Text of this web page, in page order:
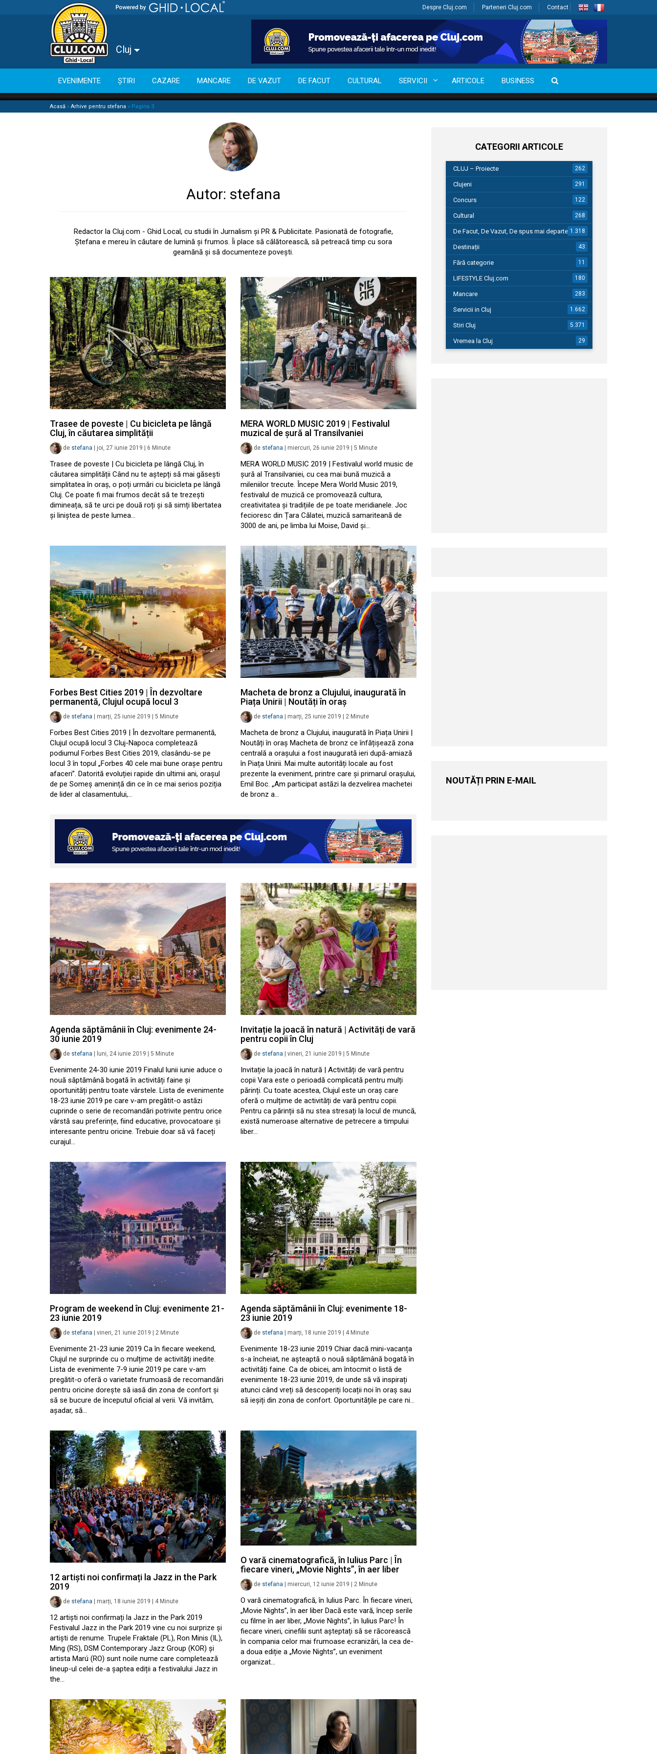
Despre Cluj.com Parteneri Cluj.com Contact
Cluj
EVENIMENTE ȘTIRI CAZARE MANCARE DE VAZUT DE FACUT CULTURAL SERVICII ARTICOLE BUSINESS
Acasă » Arhive pentru stefana » Pagina 3
Autor: stefana
Redactor la Cluj.com - Ghid Local, cu studii în Jurnalism și PR & Publicitate. Pasionată de fotografie,
Ștefana e mereu în căutare de lumină și frumos. Îi place să călătorească, să petreacă timp cu sora
geamănă și să documenteze povești.
Trasee de poveste | Cu bicicleta pe lângă
Cluj, în căutarea simplității
de stefana joi, 27 iunie 2019 6 Minute
Trasee de poveste | Cu bicicleta pe lângă Cluj, în
căutarea simplității Când nu te aștepți să mai găsești
simplitatea în oraș, o poți urmări cu bicicleta pe lângă
Cluj. Ce poate fi mai frumos decât să te trezești
dimineața, să te urci pe două roți și să simți libertatea
și liniștea de peste lumea…
MERA WORLD MUSIC 2019 | Festivalul
muzical de șură al Transilvaniei
de stefana miercuri, 26 iunie 2019 5 Minute
MERA WORLD MUSIC 2019 | Festivalul world music de
șură al Transilvaniei, cu cea mai bună muzică a
mileniilor trecute. Începe Mera World Music 2019,
festivalul de muzică ce promovează cultura,
creativitatea și tradițiile de pe toate meridianele. Joc
fecioresc din Țara Călatei, muzică samariteană de
3000 de ani, pe limba lui Moise, David și…
Forbes Best Cities 2019 | În dezvoltare
permanentă, Clujul ocupă locul 3
de stefana marți, 25 iunie 2019 5 Minute
Forbes Best Cities 2019 | În dezvoltare permanentă,
Clujul ocupă locul 3 Cluj-Napoca completează
podiumul Forbes Best Cities 2019, clasându-se pe
locul 3 în topul „Forbes 40 cele mai bune orașe pentru
afaceri”. Datorită evoluției rapide din ultimii ani, orașul
de pe Someș amenință din ce în ce mai serios poziția
de lider al clasamentului,…
Macheta de bronz a Clujului, inaugurată în
Piața Unirii | Noutăți în oraș
de stefana marți, 25 iunie 2019 2 Minute
Macheta de bronz a Clujului, inaugurată în Piața Unirii |
Noutăți în oraș Macheta de bronz ce înfățișează zona
centrală a orașului a fost inaugurată ieri după-amiază
în Piața Unirii. Mai multe autorități locale au fost
prezente la eveniment, printre care și primarul orașului,
Emil Boc. „Am participat astăzi la dezvelirea machetei
de bronz a…
Agenda săptămânii în Cluj: evenimente 24-
30 iunie 2019
de stefana luni, 24 iunie 2019 5 Minute
Evenimente 24-30 iunie 2019 Finalul lunii iunie aduce o
nouă săptămână bogată în activități faine și
oportunități pentru toate vârstele. Lista de evenimente
18-23 iunie 2019 pe care v-am pregătit-o astăzi
cuprinde o serie de recomandări potrivite pentru orice
vârstă sau preferințe, fiind educative, provocatoare și
interesante pentru oricine. Trebuie doar să vă faceți
curajul…
Invitație la joacă în natură | Activități de vară
pentru copii în Cluj
de stefana vineri, 21 iunie 2019 5 Minute
Invitație la joacă în natură | Activități de vară pentru
copii Vara este o perioadă complicată pentru mulți
părinți. Cu toate acestea, Clujul este un oraș care
oferă o mulțime de activități de vară pentru copii.
Pentru ca părinții să nu stea stresați la locul de muncă,
există numeroase alternative de petrecere a timpului
liber…
Program de weekend în Cluj: evenimente 21-
23 iunie 2019
de stefana vineri, 21 iunie 2019 2 Minute
Evenimente 21-23 iunie 2019 Ca în fiecare weekend,
Clujul ne surprinde cu o mulțime de activități inedite.
Lista de evenimente 7-9 iunie 2019 pe care v-am
pregătit-o oferă o varietate frumoasă de recomandări
pentru oricine dorește să iasă din zona de confort și
să se bucure de începutul oficial al verii. Vă invităm,
așadar, să…
Agenda săptămânii în Cluj: evenimente 18-
23 iunie 2019
de stefana marți, 18 iunie 2019 4 Minute
Evenimente 18-23 iunie 2019 Chiar dacă mini-vacanța
s-a încheiat, ne așteaptă o nouă săptămână bogată în
activități faine. Ca de obicei, am întocmit o listă de
evenimente 18-23 iunie 2019, de unde să vă inspirați
atunci când vreți să descoperiți locații noi în oraș sau
să ieșiți din zona de confort. Oportunitățile pe care ni…
12 artiști noi confirmați la Jazz in the Park
2019
de stefana marți, 18 iunie 2019 4 Minute
12 artiști noi confirmați la Jazz in the Park 2019
Festivalul Jazz in the Park 2019 vine cu noi surprize și
artiști de renume. Trupele Fraktale (PL), Ron Minis (IL),
Ming (RS), DSM Contemporary Jazz Group (KOR) și
artista Marú (RO) sunt noile nume care completează
lineup-ul celei de-a șaptea ediții a festivalului Jazz in
the…
O vară cinematografică, în Iulius Parc | În
fiecare vineri, „Movie Nights”, în aer liber
de stefana miercuri, 12 iunie 2019 2 Minute
O vară cinematografică, în Iulius Parc. În fiecare vineri,
„Movie Nights”, în aer liber Dacă este vară, încep serile
cu filme în aer liber, „Movie Nights”, în Iulius Parc! În
fiecare vineri, cinefilii sunt așteptați să se răcorească
în compania celor mai frumoase ecranizări, la cea de-
a doua ediție a „Movie Nights”, un eveniment
organizat…
CATEGORII ARTICOLE
CLUJ – Proiecte 262
Clujeni 291
Concurs 122
Cultural 268
De Facut, De Vazut, De spus mai departe…1.318
Destinații 43
Fără categorie 11
LIFESTYLE Cluj.com 180
Mancare 283
Servicii in Cluj 1.662
Stiri Cluj 5.371
Vremea la Cluj 29
NOUTĂȚI PRIN E-MAIL